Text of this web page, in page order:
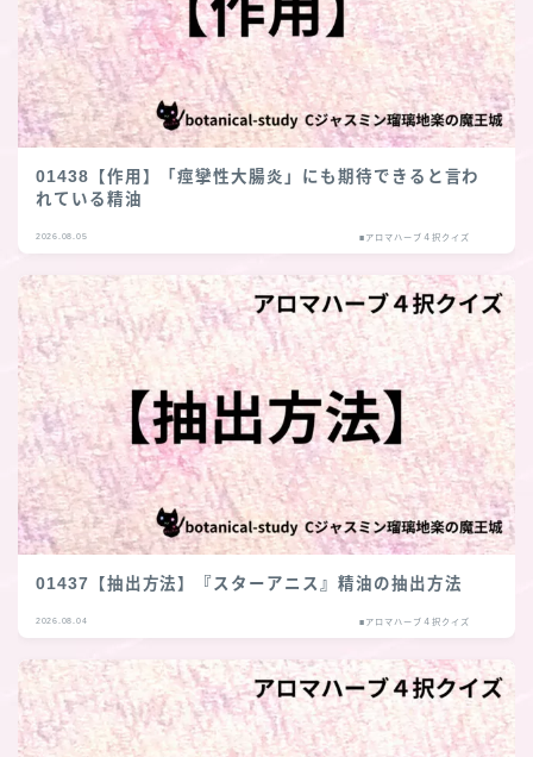
01438【作用】「痙攣性大腸炎」にも期待できると言わ
れている精油
2026.08.05 ■アロマハーブ４択クイズ
01437【抽出方法】『スターアニス』精油の抽出方法
2026.08.04 ■アロマハーブ４択クイズ